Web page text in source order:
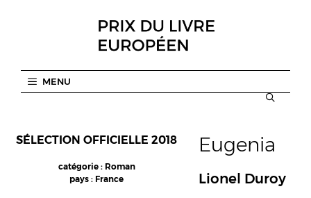
MENU
SÉLECTION OFFICIELLE 2018
catégorie : Roman
pays : France
Eugenia
Lionel Duroy